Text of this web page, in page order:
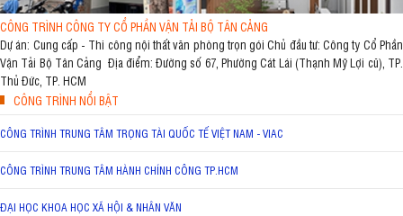
CÔNG TRÌNH CÔNG TY CỔ PHẦN VẬN TẢI BỘ TÂN CẢNG
Dự án: Cung cấp - Thi công nội thất văn phòng trọn gói Chủ đầu tư: Công ty Cổ Phần
Vận Tải Bộ Tân Cảng Địa điểm: Đường số 67, Phường Cát Lái (Thạnh Mỹ Lợi cũ), TP.
Thủ Đức, TP. HCM
CÔNG TRÌNH NỔI BẬT
CÔNG TRÌNH TRUNG TÂM TRỌNG TÀI QUỐC TẾ VIỆT NAM - VIAC
CÔNG TRÌNH TRUNG TÂM HÀNH CHÍNH CÔNG TP.HCM
ĐẠI HỌC KHOA HỌC XÃ HỘI & NHÂN VĂN